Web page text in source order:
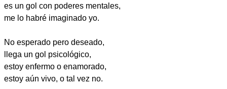
es un gol con poderes mentales,
me lo habré imaginado yo.
No esperado pero deseado,
llega un gol psicológico,
estoy enfermo o enamorado,
estoy aún vivo, o tal vez no.